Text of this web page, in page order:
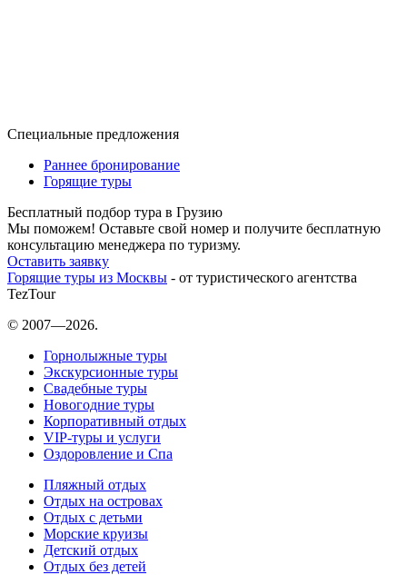
Специальные предложения
Раннее бронирование
Горящие туры
Бесплатный подбор тура в Грузию
Мы поможем! Оставьте свой номер и получите бесплатную
консультацию менеджера по туризму.
Оставить заявку
Горящие туры из Москвы - от туристического агентства
TezTour
© 2007—2026.
Горнолыжные туры
Экскурсионные туры
Свадебные туры
Новогодние туры
Корпоративный отдых
VIP-туры и услуги
Оздоровление и Спа
Пляжный отдых
Отдых на островах
Отдых с детьми
Морские круизы
Детский отдых
Отдых без детей